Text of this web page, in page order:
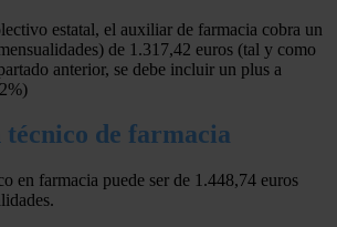
estatal, el auxiliar de farmacia cobra un
de 1.317,42 euros (tal y como
anterior, se debe incluir un plus a
técnico de farmacia
en farmacia puede ser de 1.448,74 euros